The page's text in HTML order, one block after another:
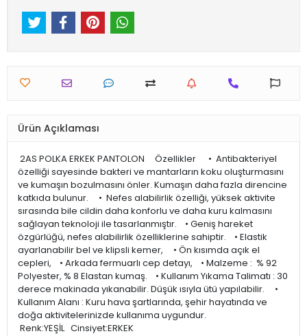
Ürün Açıklaması
2AS POLKA ERKEK PANTOLON Özellikler • Antibakteriyel
özelliği sayesinde bakteri ve mantarların koku oluşturmasını
ve kumaşın bozulmasını önler. Kumaşın daha fazla direncine
katkıda bulunur. • Nefes alabilirlik özelliği, yüksek aktivite
sırasında bile cildin daha konforlu ve daha kuru kalmasını
sağlayan teknoloji ile tasarlanmıştır. • Geniş hareket
özgürlüğü, nefes alabilirlik özelliklerine sahiptir. • Elastik
ayarlanabilir bel ve klipsli kemer, • Ön kısımda açık el
cepleri, • Arkada fermuarlı cep detayı, • Malzeme : % 92
Polyester, % 8 Elastan kumaş. • Kullanım Yıkama Talimatı : 30
derece makinada yıkanabilir. Düşük ısıyla ütü yapılabilir. •
Kullanım Alanı : Kuru hava şartlarında, şehir hayatında ve
doğa aktivitelerinizde kullanıma uygundur.
Renk:YEŞİL Cinsiyet:ERKEK